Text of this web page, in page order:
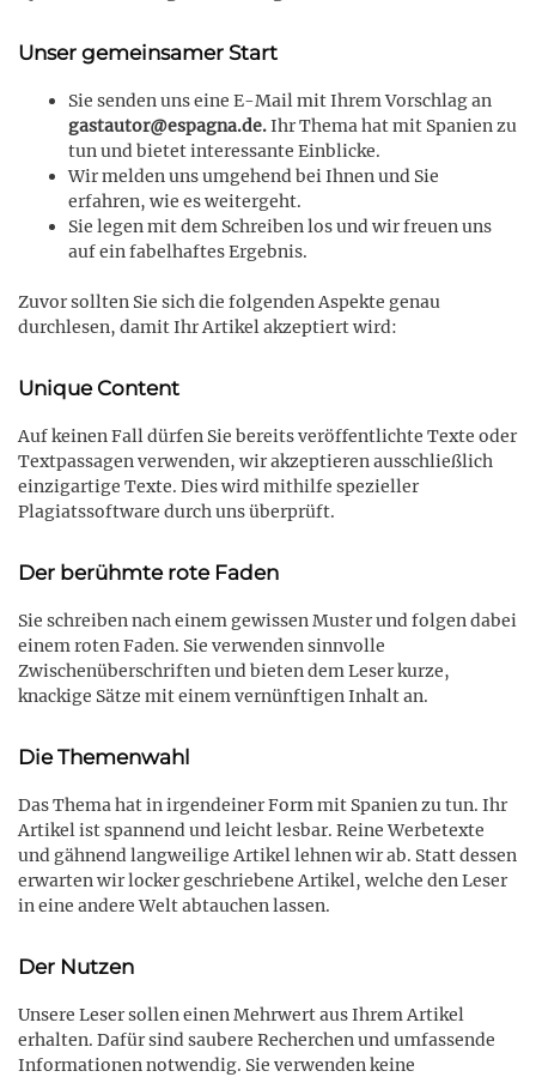
Unser gemeinsamer Start
Sie senden uns eine E-Mail mit Ihrem Vorschlag an
gastautor@espagna.de.Ihr Thema hat mit Spanien zu
tun und bietet interessante Einblicke.
Wir melden uns umgehend bei Ihnen und Sie
erfahren, wie es weitergeht.
Sie legen mit dem Schreiben los und wir freuen uns
auf ein fabelhaftes Ergebnis.
Zuvor sollten Sie sich die folgenden Aspekte genau
durchlesen, damit Ihr Artikel akzeptiert wird:
Unique Content
Auf keinen Fall dürfen Sie bereits veröffentlichte Texte oder
Textpassagen verwenden, wir akzeptieren ausschließlich
einzigartige Texte. Dies wird mithilfe spezieller
Plagiatssoftware durch uns überprüft.
Der berühmte rote Faden
Sie schreiben nach einem gewissen Muster und folgen dabei
einem roten Faden. Sie verwenden sinnvolle
Zwischenüberschriften und bieten dem Leser kurze,
knackige Sätze mit einem vernünftigen Inhalt an.
Die Themenwahl
Das Thema hat in irgendeiner Form mit Spanien zu tun. Ihr
Artikel ist spannend und leicht lesbar. Reine Werbetexte
und gähnend langweilige Artikel lehnen wir ab. Statt dessen
erwarten wir locker geschriebene Artikel, welche den Leser
in eine andere Welt abtauchen lassen.
Der Nutzen
Unsere Leser sollen einen Mehrwert aus Ihrem Artikel
erhalten. Dafür sind saubere Recherchen und umfassende
Informationen notwendig. Sie verwenden keine